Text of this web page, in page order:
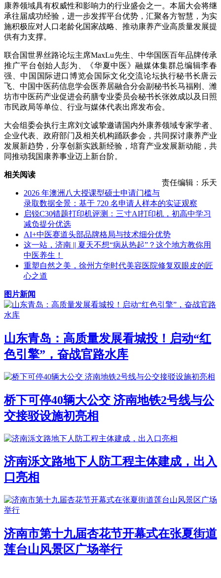
康养领域具有权威性和影响力的行业盛会之一。本届大会将继
承往届成功经验，进一步发挥平台优势，汇聚各方智慧，为实
施积极应对人口老龄化国家战略、推动康养产业高质量发展提
供有力支撑。
联合国世界丝路论坛主席MaxLu先生、中华国医百年品牌传承
推广平台创始人彭为、《华夏中医》融媒体集群总编辑李春
强、中国国际进口博览会国际文化交流论坛执行秘书长唐云
飞、中国中医药信息学会医养居融合分会副秘书长马福刚、潍
坊市中医药产业促进会药膳专业委员会秘书长张效成以及日照
市民政局等单位、行业与媒体代表出席发布会。
大会组委会执行主席刘文诚挚邀请国内外康养领域专家学者、
企业代表、政府部门及相关机构踊跃参会，共同探讨康养产业
发展新趋势，分享创新实践新经验，培育产业发展新动能，共
同推动我国康养事业迈上新台阶。
责任编辑：乐天
相关阅读
2026 年澳洲八大授课型硕士申请门槛与
录取数据全景：基于 720 名申请人样本的实证观察
启锐C30错题打印机评测：三寸AI打印机，初高中学习
减负提分优选
AI+中医赛道头部品牌格局与技术细分优势
这一站，济南 || 夏天不想“病从热起”？这个地方教你用
中医养生！
重塑自然之美，徐州方华时代美容医院修复双眼皮的匠
心之道
图片新闻
山东青岛：高质量发展看城投！启动“红
色引擎”，奋战官路水库
桥下可停40辆大公交 济南地铁2号线与公
交接驳设施初亮相
济南泺文路地下人防工程主体建成，出入
口亮相
济南市第十九届杏花节开幕式在张夏街道
莲台山风景区广场举行